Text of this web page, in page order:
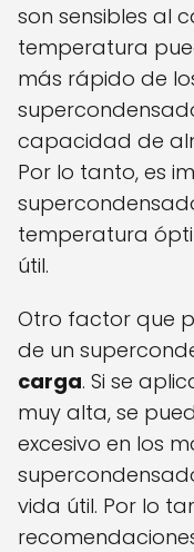
son sensibles al
temperatura
más rápido de
capacidad de
Por lo tanto, es
temperatura
útil.
Otro factor que
de un
carga. Si se
muy alta, se
excesivo en los
vida útil. Por lo